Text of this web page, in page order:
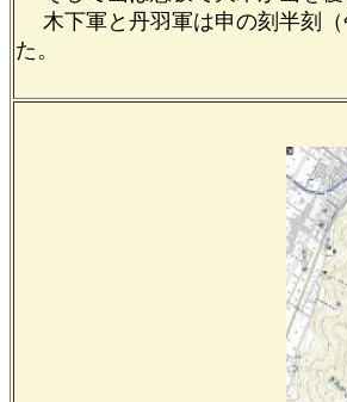
木下軍と丹羽軍は申の刻半刻（
た。